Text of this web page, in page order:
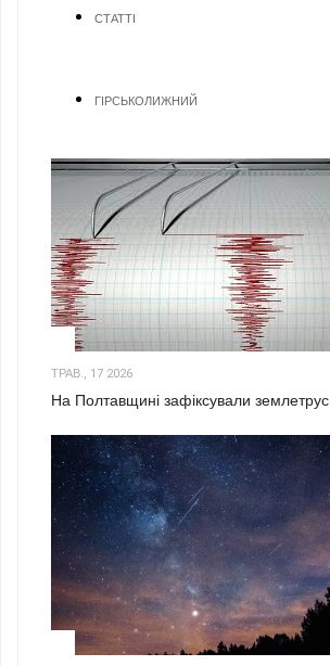
СТАТТІ
ГІРСЬКОЛИЖНИЙ
ТРАВ., 17 2026
На Полтавщині зафіксували землетрус